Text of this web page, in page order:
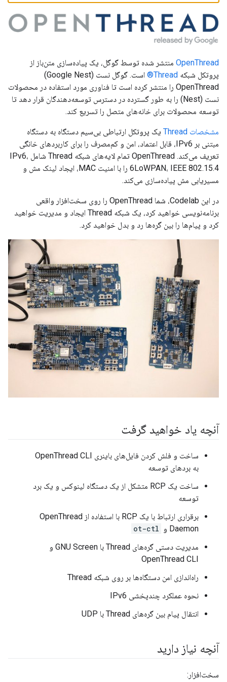
OpenThread منتشر شده توسط گوگل، یک پیاده‌سازی متن‌باز از
پروتکل شبکه Thread®
است. گوگل نست (Google Nest)
OpenThread را منتشر کرده است تا فناوری مورد استفاده در محصولات
نست (Nest) را به طور گسترده در دسترس توسعه‌دهندگان قرار دهد تا
توسعه محصولات برای خانه‌های متصل را تسریع کند.
مشخصات Thread
یک پروتکل ارتباطی بی‌سیم دستگاه به دستگاه
مبتنی بر IPv6، قابل اعتماد، امن و کم‌مصرف را برای کاربردهای خانگی
تعریف می‌کند. OpenThread تمام لایه‌های شبکه Thread شامل IPv6،
6LoWPAN، IEEE 802.15.4 را با امنیت MAC، ایجاد لینک مش و
مسیریابی مش پیاده‌سازی می‌کند.
در این Codelab، شما OpenThread را روی سخت‌افزار واقعی
برنامه‌نویسی خواهید کرد، یک شبکه Thread ایجاد و مدیریت خواهید
کرد و پیام‌ها را بین گره‌ها رد و بدل خواهید کرد.
آنچه یاد خواهید گرفت
ساخت و فلش کردن فایل‌های باینری OpenThread CLI
به بردهای توسعه
ساخت یک RCP متشکل از یک دستگاه لینوکس و یک برد
توسعه
برقراری ارتباط با یک RCP با استفاده از OpenThread
Daemon و
ot-ctl
مدیریت دستی گره‌های Thread با GNU Screen و
OpenThread CLI
راه‌اندازی امن دستگاه‌ها بر روی شبکه Thread
نحوه عملکرد چندپخشی IPv6
انتقال پیام بین گره‌های Thread با UDP
آنچه نیاز دارید
سخت‌افزار: